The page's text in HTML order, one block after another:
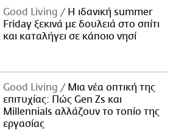
Good Living
Η ιδανική summer
Friday ξεκινά με δουλειά στο σπίτι
και καταλήγει σε κάποιο νησί
Good Living
Μια νέα οπτική της
επιτυχίας: Πώς Gen Zs και
Millennials αλλάζουν το τοπίο της
εργασίας